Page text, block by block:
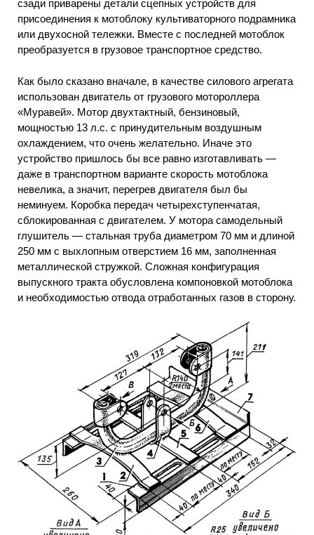
сзади приварены детали сцепных устройств для
присоединения к мотоблоку культиваторного подрамника
или двухосной тележки. Вместе с последней мотоблок
преобразуется в грузовое транспортное средство.
Как было сказано вначале, в качестве силового агрегата
использован двигатель от грузового мотороллера
«Муравей». Мотор двухтактный, бензиновый,
мощностью 13 л.с. с принудительным воздушным
охлаждением, что очень желательно. Иначе это
устройство пришлось бы все равно изготавливать —
даже в транспортном варианте скорость мотоблока
невелика, а значит, перегрев двигателя был бы
неминуем. Коробка передач четырехступенчатая,
сблокированная с двигателем. У мотора самодельный
глушитель — стальная труба диаметром 70 мм и длиной
250 мм с выхлопным отверстием 16 мм, заполненная
металлической стружкой. Сложная конфигурация
выпускного тракта обусловлена компоновкой мотоблока
и необходимостью отвода отработанных газов в сторону.